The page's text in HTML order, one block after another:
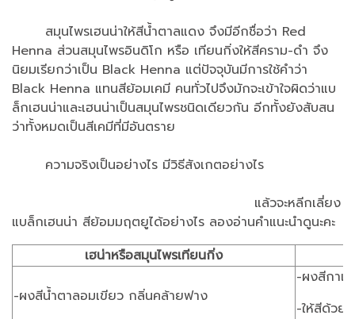
สมุนไพรเฮนน่าให้สีน้ำตาลแดง จึงมีอีกชื่อว่า Red
Henna ส่วนสมุนไพรอินดิโก หรือ เทียนกิ่งให้สีคราม-ดำ จึง
นิยมเรียกว่าเป็น Black Henna แต่ปัจจุบันมีการใช้คำว่า
Black Henna แทนสีย้อมเคมี คนทั่วไปจึงมักจะเข้าใจผิดว่าแบ
ล็กเฮนน่าและเฮนน่าเป็นสมุนไพรชนิดเดียวกัน อีกทั้งยังสับสน
ว่าทั้งหมดเป็นสีเคมีที่มีอันตราย
ความจริงเป็นอย่างไร มีวิธีสังเกตอย่างไร
แล้วจะหลีกเลี่ยง
แบล็กเฮนน่า สีย้อมมฤตยูได้อย่างไร ลองอ่านคำแนะนำดูนะคะ
เฮน่าหรือสมุนไพรเทียนกิ่ง
-ผงสีน้ำตาลอมเขียว กลิ่นคล้ายฟาง
-ผงสีกาแ
-ให้สีด้วย